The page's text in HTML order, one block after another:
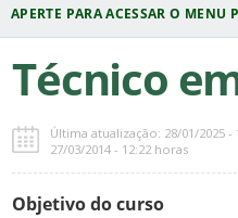
Técnico
Última atualização: 28/01/2025
27/03/2014 - 12:22 horas
Objetivo do curso